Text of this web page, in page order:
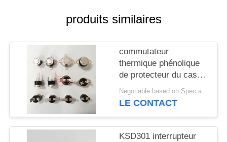
PLAN
PRIVACY
POLICY
produits similaires
commutateur
thermique phénolique
de protecteur du cas
T23 T24 KSD301 de
VDE de l'UL TUV de
Negotiable based on Spec and Qty. MOQ:1000pcs
LE CONTACT
KSD301 interrupteur